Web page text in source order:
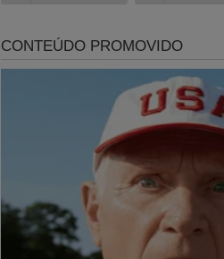
Renan pai e
não perdoa: